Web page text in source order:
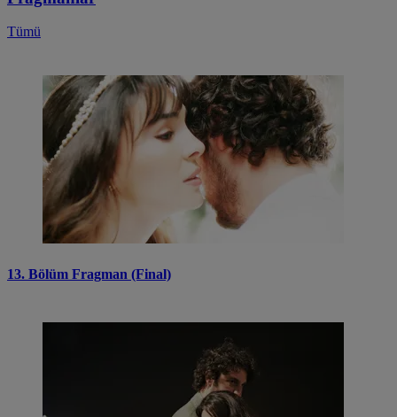
Tümü
13. Bölüm Fragman (Final)